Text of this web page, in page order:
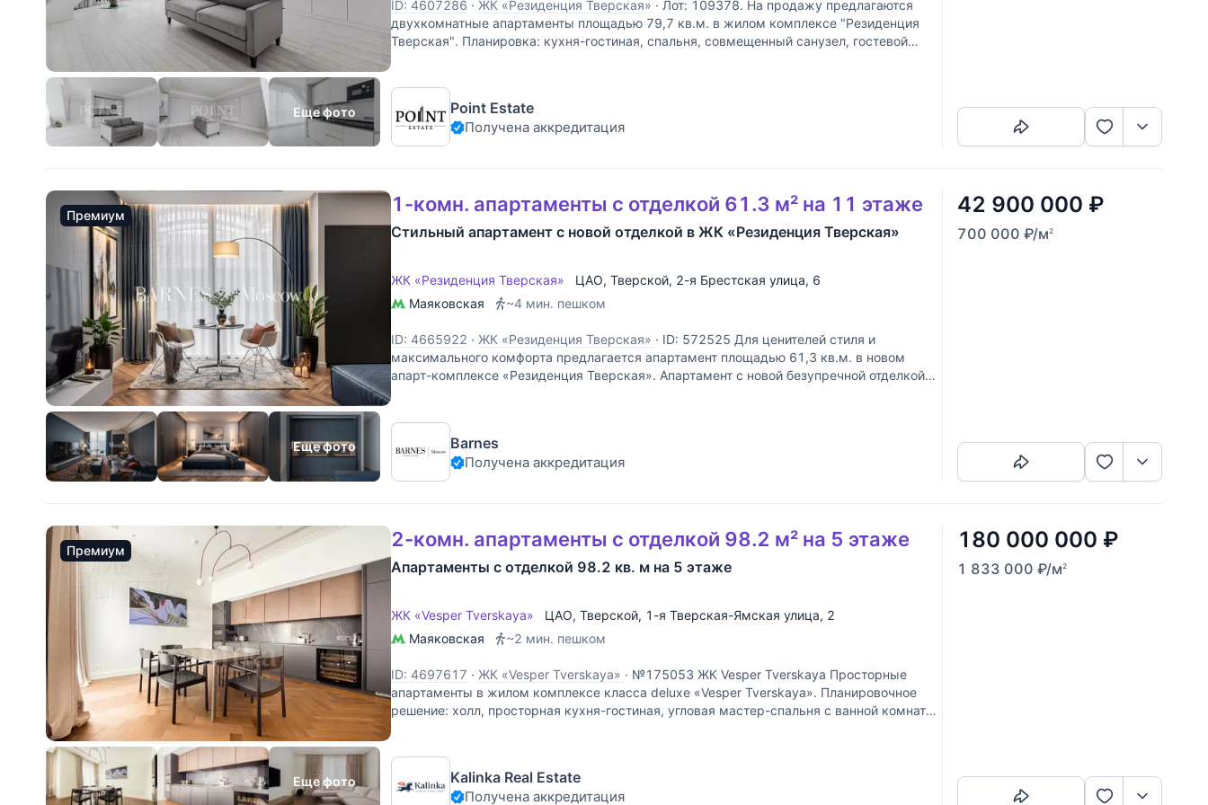
Еще фото
ID: 4607286 · ЖК «Резиденция Тверская» · Лот: 109378. На продажу предлагаются
двухкомнатные апартаменты площадью 79,7 кв.м. в жилом комплексе "Резиденция
Тверская". Планировка: кухня-гостиная, спальня, совмещенный санузел, гостевой
Point Estate
Получена аккредитация
Премиум
Еще фото
1-комн. апартаменты с отделкой 61.3 м² на 11 этаже
Стильный апартамент с новой отделкой в ЖК «Резиденция Тверская»
ЖК «Резиденция Тверская» ЦАО, Тверской, 2-я Брестская улица, 6
Маяковская
~4 мин. пешком
ID: 4665922 · ЖК «Резиденция Тверская» · ID: 572525 Для ценителей стиля и
максимального комфорта предлагается апартамент площадью 61,3 кв.м. в новом
апарт-комплексе «Резиденция Тверская». Апартамент с новой безупречной отделкой
Barnes
Получена аккредитация
42 900 000 ₽
700 000 ₽/м2
Премиум
Еще фото
2-комн. апартаменты с отделкой 98.2 м² на 5 этаже
Апартаменты с отделкой 98.2 кв. м на 5 этаже
ЖК «Vesper Tverskaya» ЦАО, Тверской, 1-я Тверская-Ямская улица, 2
Маяковская
~2 мин. пешком
ID: 4697617 · ЖК «Vesper Tverskaya» · №175053 ЖК Vesper Tverskaya Просторные
апартаменты в жилом комплексе класса deluxe «Vesper Tverskaya». Планировочное
решение: холл, просторная кухня-гостиная, угловая мастер-спальня с ванной комнатой
Kalinka Real Estate
Получена аккредитация
180 000 000 ₽
1 833 000 ₽/м2